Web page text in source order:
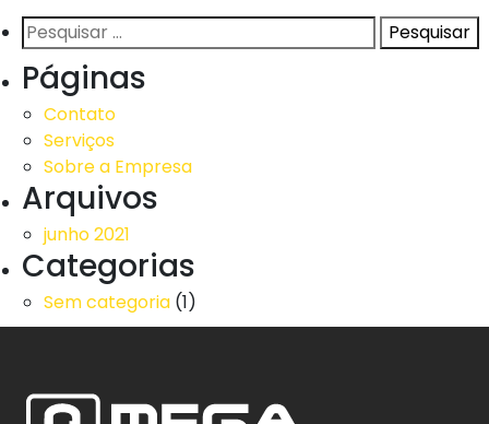
Pesquisar
por:
Páginas
Contato
Serviços
Sobre a Empresa
Arquivos
junho 2021
Categorias
Sem categoria (1)